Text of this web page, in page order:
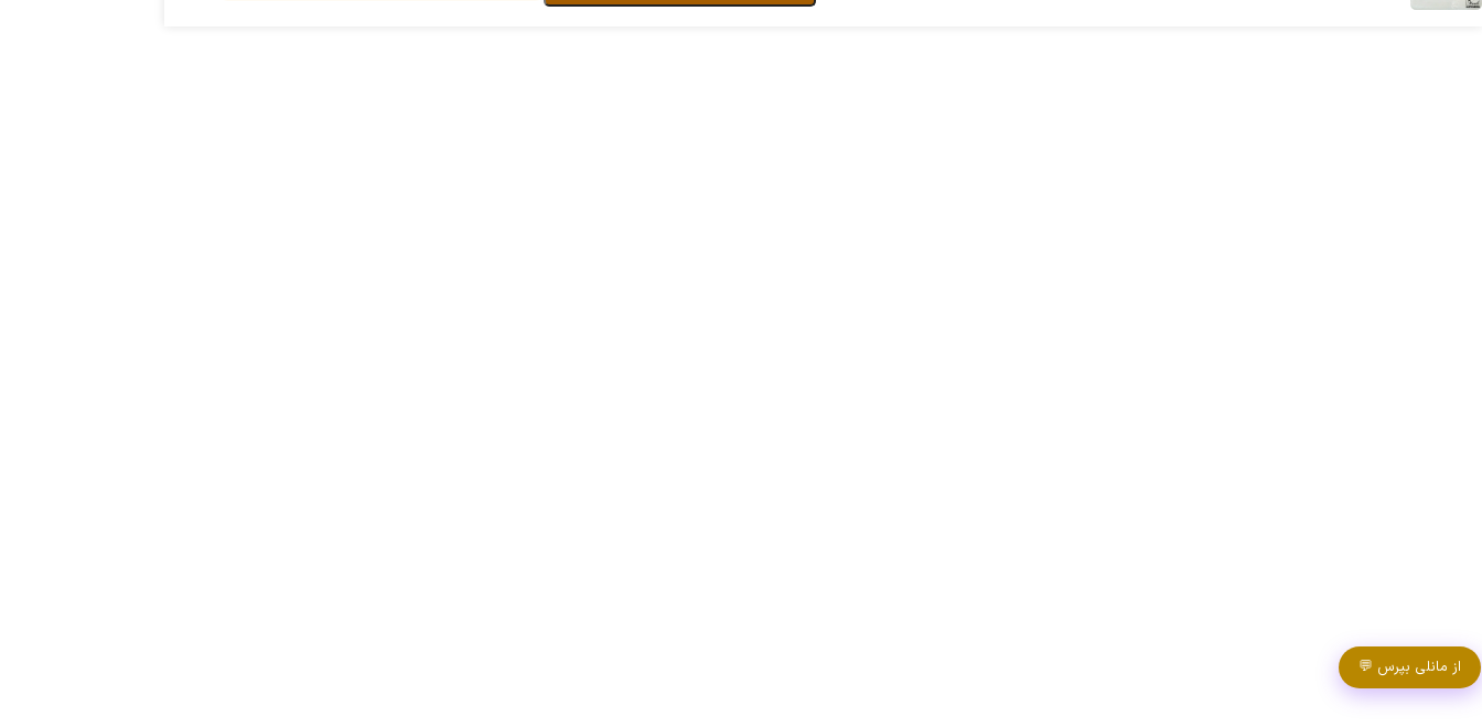
از مانلی بپرس 💬